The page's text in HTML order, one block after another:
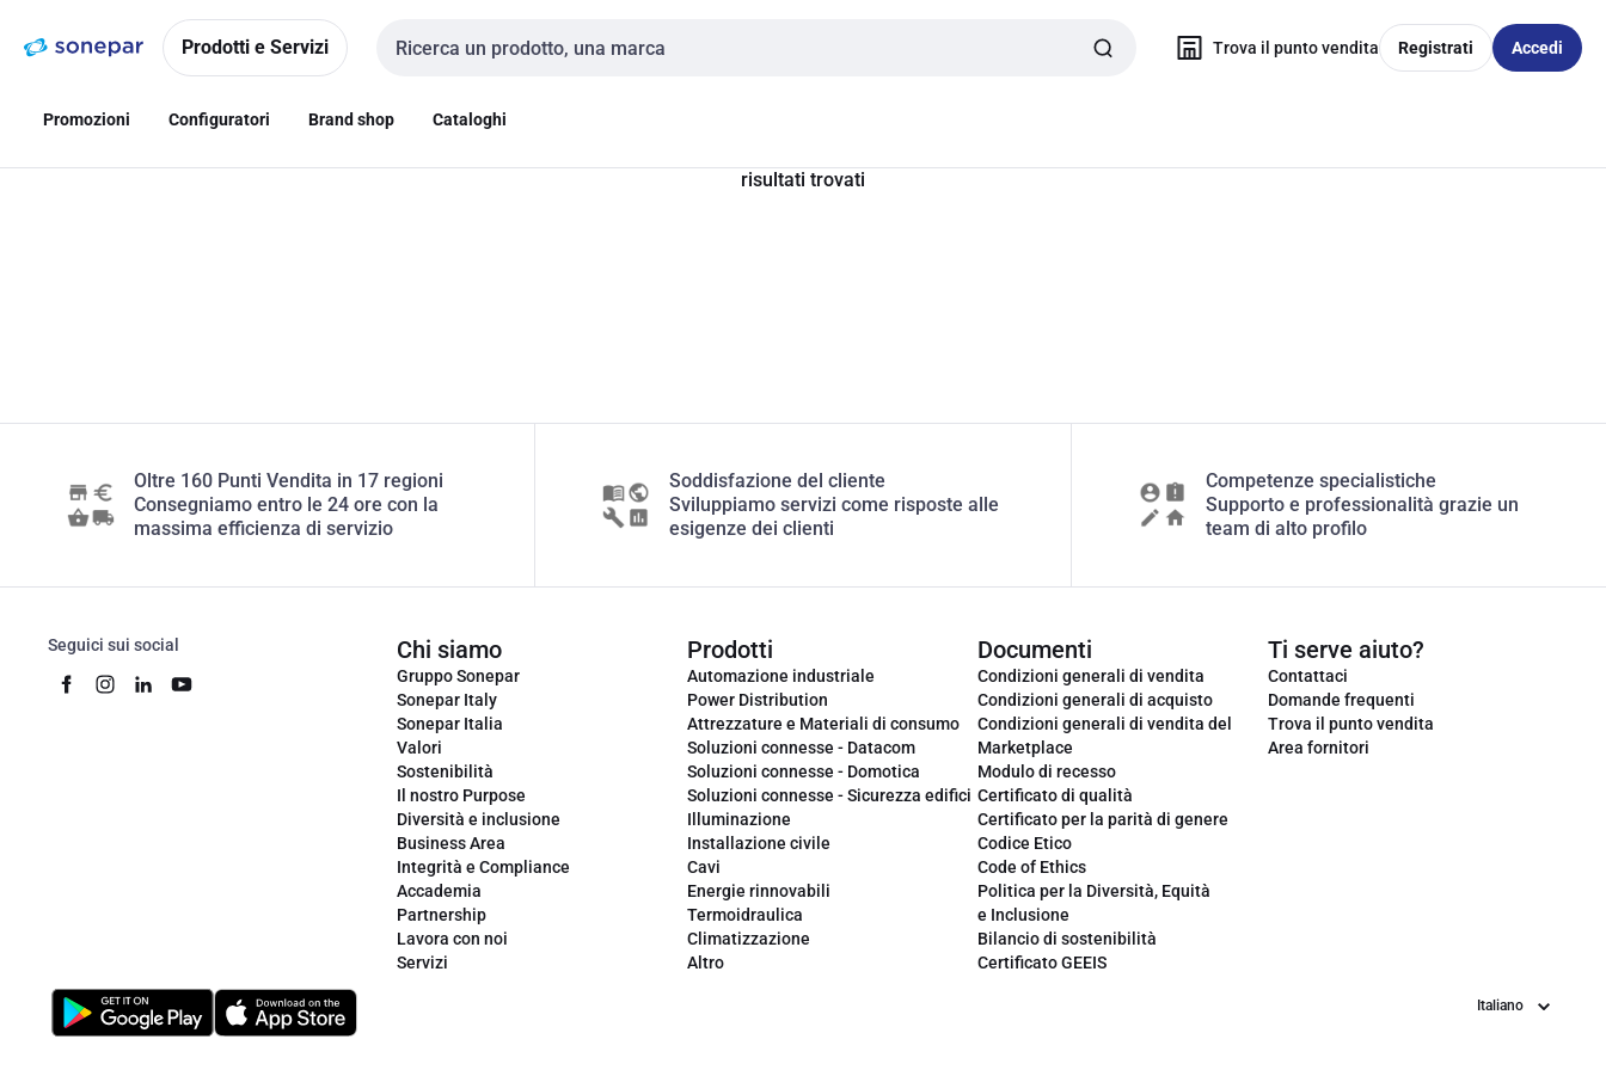
navigazionealla
Prodotti e Servizi
Cerca input
Trova il punto vendita Registrati Accedi
Promozioni Configuratori Brand shop Cataloghi
risultati trovati
Oltre 160 Punti Vendita in 17 regioni
Consegniamo entro le 24 ore con la
massima efficienza di servizio
Soddisfazione del cliente
Sviluppiamo servizi come risposte alle
esigenze dei clienti
Competenze specialistiche
Supporto e professionalità grazie un
team di alto profilo
Seguici sui social Chi siamo
Gruppo Sonepar
Sonepar Italy
Sonepar Italia
Valori
Sostenibilità
Il nostro Purpose
Diversità e inclusione
Business Area
Integrità e Compliance
Accademia
Partnership
Lavora con noi
Servizi
Prodotti
Automazione industriale
Power Distribution
Attrezzature e Materiali di consumo
Soluzioni connesse - Datacom
Soluzioni connesse - Domotica
Soluzioni connesse - Sicurezza edifici
Illuminazione
Installazione civile
Cavi
Energie rinnovabili
Termoidraulica
Climatizzazione
Altro
Documenti
Condizioni generali di vendita
Condizioni generali di acquisto
Condizioni generali di vendita del
Marketplace
Modulo di recesso
Certificato di qualità
Certificato per la parità di genere
Codice Etico
Code of Ethics
Politica per la Diversità, Equità
e Inclusione
Bilancio di sostenibilità
Certificato GEEIS
Ti serve aiuto?
Contattaci
Domande frequenti
Trova il punto vendita
Area fornitori
Lingua